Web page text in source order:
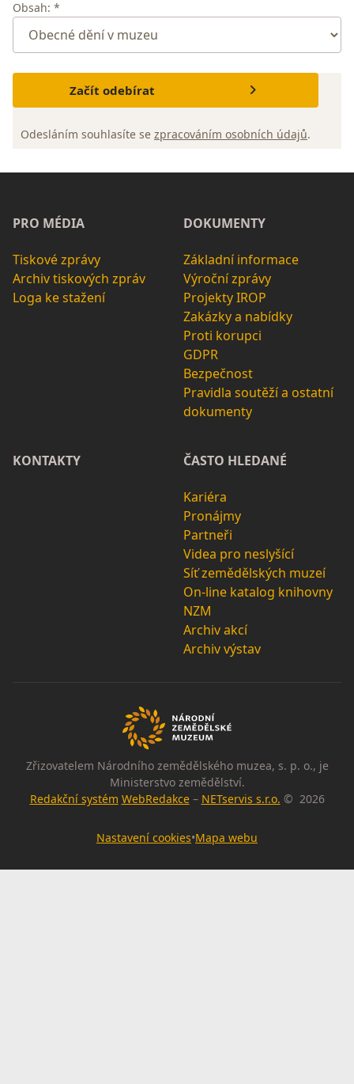
Obsah: *
Začít odebírat
Odesláním souhlasíte se zpracováním osobních údajů.
PRO MÉDIA
Tiskové zprávy
Archiv tiskových zpráv
Loga ke stažení
DOKUMENTY
Základní informace
Výroční zprávy
Projekty IROP
Zakázky a nabídky
Proti korupci
GDPR
Bezpečnost
Pravidla soutěží a ostatní
dokumenty
KONTAKTY ČASTO HLEDANÉ
Kariéra
Pronájmy
Partneři
Videa pro neslyšící
Síť zemědělských muzeí
On-line katalog knihovny
NZM
Archiv akcí
Archiv výstav
Zřizovatelem Národního zemědělského muzea, s. p. o., je
Ministerstvo zemědělství.
Redakční systém WebRedakce– NETservis s.r.o. © 2026
Nastavení cookies•Mapa webu